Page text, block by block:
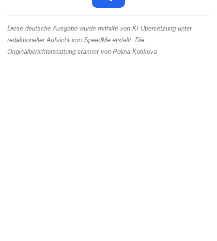
Diese deutsche Ausgabe wurde mithilfe von KI-Übersetzung unter
redaktioneller Aufsicht von SpeedMe erstellt. Die
Originalberichterstattung stammt von Polina Kotikova